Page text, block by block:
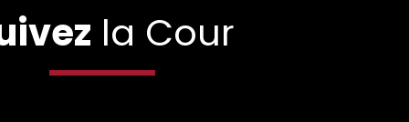
la Cour